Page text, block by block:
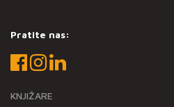
Pratite nas:
KNJIŽARE